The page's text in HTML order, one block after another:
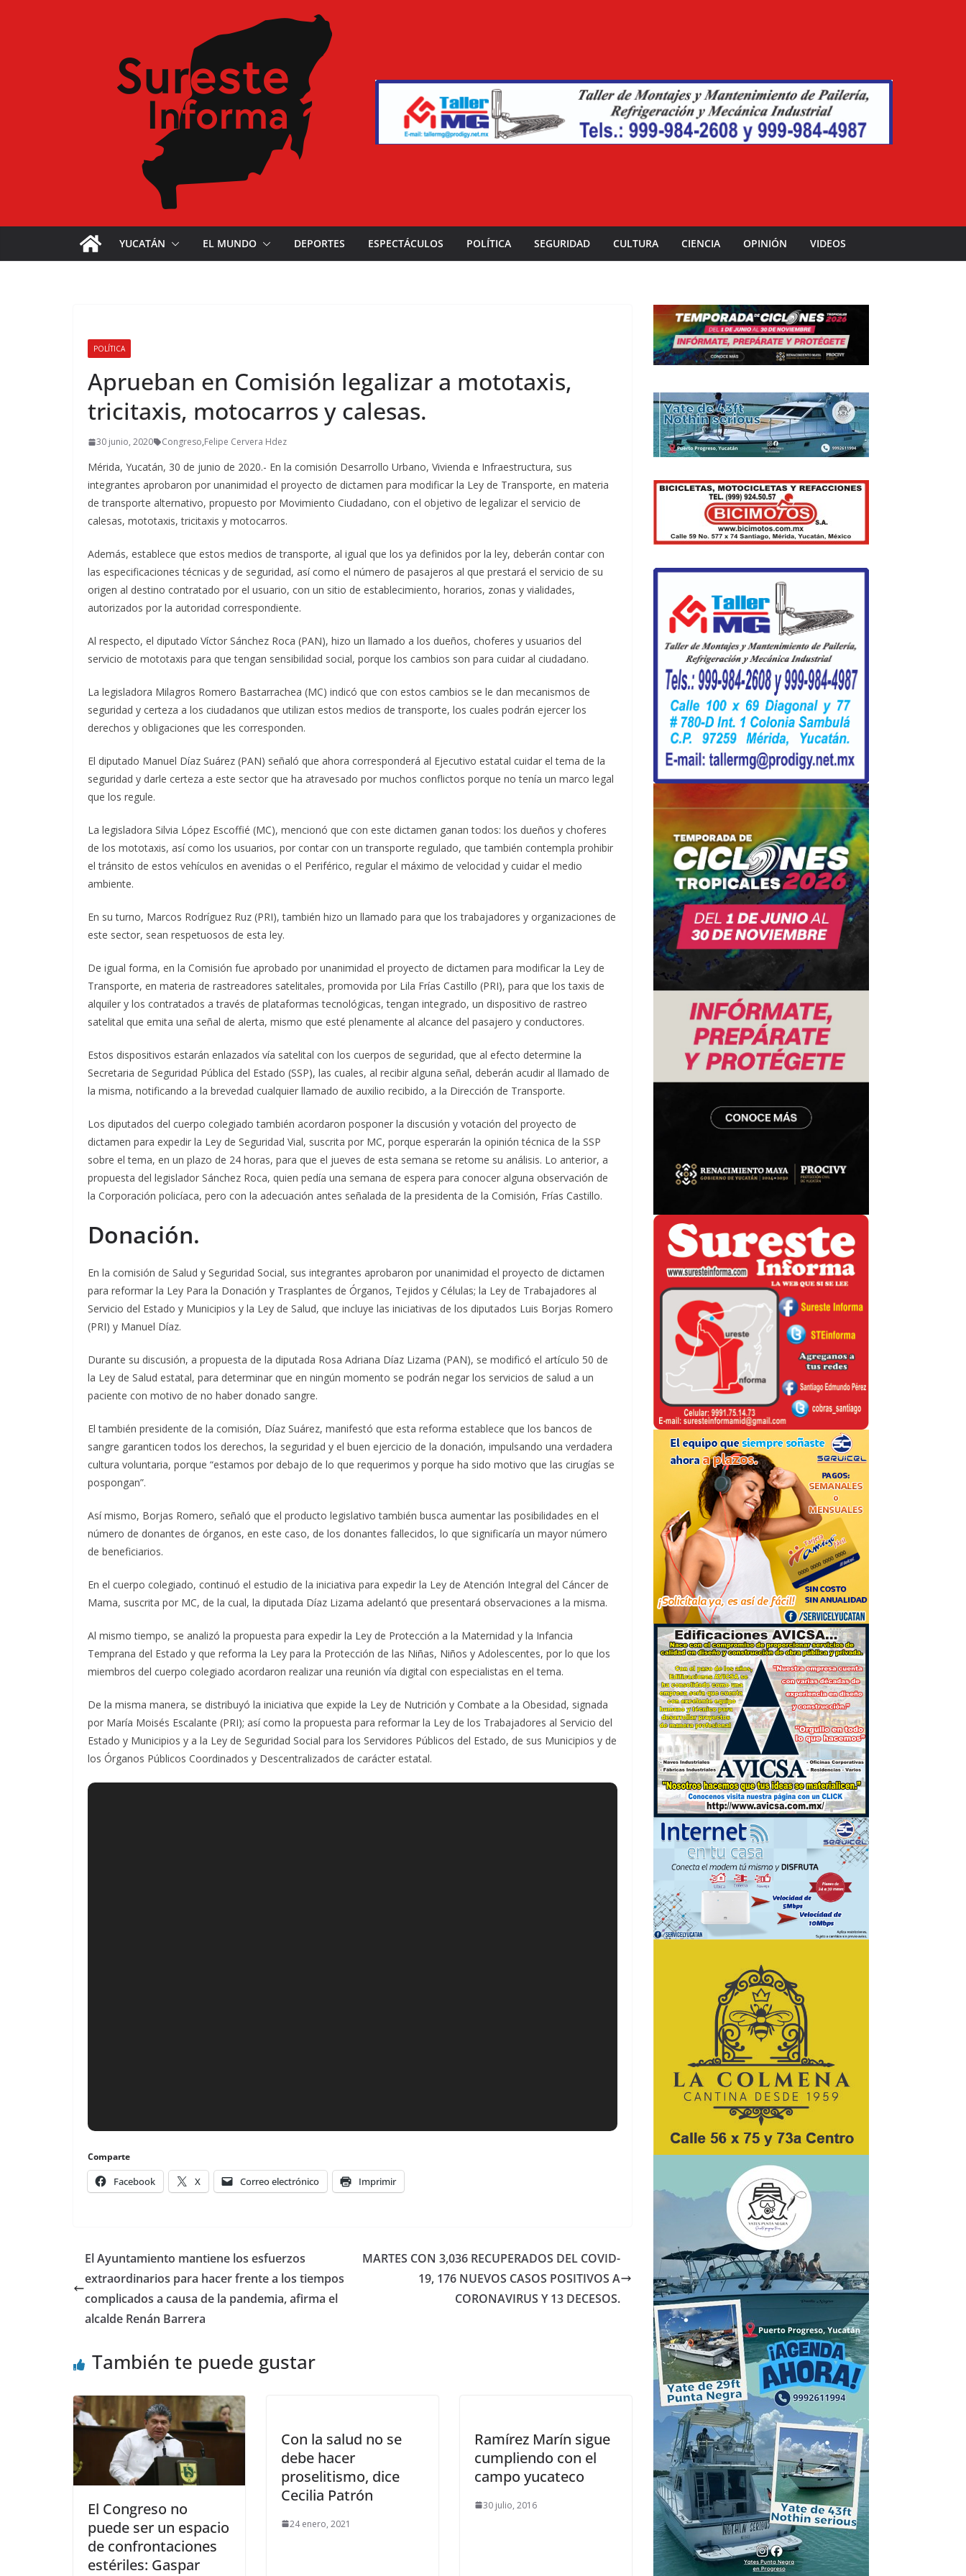
YUCATÁN EL MUNDO DEPORTES ESPECTÁCULOS POLÍTICA SEGURIDAD CULTURA CIENCIA OPINIÓN VIDEOS
POLÍTICA
Aprueban en Comisión legalizar a mototaxis,
tricitaxis, motocarros y calesas.
30 junio, 2020 Congreso,Felipe Cervera Hdez
Mérida, Yucatán, 30 de junio de 2020.- En la comisión Desarrollo Urbano, Vivienda e Infraestructura, sus
integrantes aprobaron por unanimidad el proyecto de dictamen para modificar la Ley de Transporte, en materia
de transporte alternativo, propuesto por Movimiento Ciudadano, con el objetivo de legalizar el servicio de
calesas, mototaxis, tricitaxis y motocarros.
Además, establece que estos medios de transporte, al igual que los ya definidos por la ley, deberán contar con
las especificaciones técnicas y de seguridad, así como el número de pasajeros al que prestará el servicio de su
origen al destino contratado por el usuario, con un sitio de establecimiento, horarios, zonas y vialidades,
autorizados por la autoridad correspondiente.
Al respecto, el diputado Víctor Sánchez Roca (PAN), hizo un llamado a los dueños, choferes y usuarios del
servicio de mototaxis para que tengan sensibilidad social, porque los cambios son para cuidar al ciudadano.
La legisladora Milagros Romero Bastarrachea (MC) indicó que con estos cambios se le dan mecanismos de
seguridad y certeza a los ciudadanos que utilizan estos medios de transporte, los cuales podrán ejercer los
derechos y obligaciones que les corresponden.
El diputado Manuel Díaz Suárez (PAN) señaló que ahora corresponderá al Ejecutivo estatal cuidar el tema de la
seguridad y darle certeza a este sector que ha atravesado por muchos conflictos porque no tenía un marco legal
que los regule.
La legisladora Silvia López Escoffié (MC), mencionó que con este dictamen ganan todos: los dueños y choferes
de los mototaxis, así como los usuarios, por contar con un transporte regulado, que también contempla prohibir
el tránsito de estos vehículos en avenidas o el Periférico, regular el máximo de velocidad y cuidar el medio
ambiente.
En su turno, Marcos Rodríguez Ruz (PRI), también hizo un llamado para que los trabajadores y organizaciones de
este sector, sean respetuosos de esta ley.
De igual forma, en la Comisión fue aprobado por unanimidad el proyecto de dictamen para modificar la Ley de
Transporte, en materia de rastreadores satelitales, promovida por Lila Frías Castillo (PRI), para que los taxis de
alquiler y los contratados a través de plataformas tecnológicas, tengan integrado, un dispositivo de rastreo
satelital que emita una señal de alerta, mismo que esté plenamente al alcance del pasajero y conductores.
Estos dispositivos estarán enlazados vía satelital con los cuerpos de seguridad, que al efecto determine la
Secretaria de Seguridad Pública del Estado (SSP), las cuales, al recibir alguna señal, deberán acudir al llamado de
la misma, notificando a la brevedad cualquier llamado de auxilio recibido, a la Dirección de Transporte.
Los diputados del cuerpo colegiado también acordaron posponer la discusión y votación del proyecto de
dictamen para expedir la Ley de Seguridad Vial, suscrita por MC, porque esperarán la opinión técnica de la SSP
sobre el tema, en un plazo de 24 horas, para que el jueves de esta semana se retome su análisis. Lo anterior, a
propuesta del legislador Sánchez Roca, quien pedía una semana de espera para conocer alguna observación de
la Corporación policíaca, pero con la adecuación antes señalada de la presidenta de la Comisión, Frías Castillo.
Donación.
En la comisión de Salud y Seguridad Social, sus integrantes aprobaron por unanimidad el proyecto de dictamen
para reformar la Ley Para la Donación y Trasplantes de Órganos, Tejidos y Células; la Ley de Trabajadores al
Servicio del Estado y Municipios y la Ley de Salud, que incluye las iniciativas de los diputados Luis Borjas Romero
(PRI) y Manuel Díaz.
Durante su discusión, a propuesta de la diputada Rosa Adriana Díaz Lizama (PAN), se modificó el artículo 50 de
la Ley de Salud estatal, para determinar que en ningún momento se podrán negar los servicios de salud a un
paciente con motivo de no haber donado sangre.
El también presidente de la comisión, Díaz Suárez, manifestó que esta reforma establece que los bancos de
sangre garanticen todos los derechos, la seguridad y el buen ejercicio de la donación, impulsando una verdadera
cultura voluntaria, porque “estamos por debajo de lo que requerimos y porque ha sido motivo que las cirugías se
pospongan”.
Así mismo, Borjas Romero, señaló que el producto legislativo también busca aumentar las posibilidades en el
número de donantes de órganos, en este caso, de los donantes fallecidos, lo que significaría un mayor número
de beneficiarios.
En el cuerpo colegiado, continuó el estudio de la iniciativa para expedir la Ley de Atención Integral del Cáncer de
Mama, suscrita por MC, de la cual, la diputada Díaz Lizama adelantó que presentará observaciones a la misma.
Al mismo tiempo, se analizó la propuesta para expedir la Ley de Protección a la Maternidad y la Infancia
Temprana del Estado y que reforma la Ley para la Protección de las Niñas, Niños y Adolescentes, por lo que los
miembros del cuerpo colegiado acordaron realizar una reunión vía digital con especialistas en el tema.
De la misma manera, se distribuyó la iniciativa que expide la Ley de Nutrición y Combate a la Obesidad, signada
por María Moisés Escalante (PRI); así como la propuesta para reformar la Ley de los Trabajadores al Servicio del
Estado y Municipios y a la Ley de Seguridad Social para los Servidores Públicos del Estado, de sus Municipios y de
los Órganos Públicos Coordinados y Descentralizados de carácter estatal.
Comparte
Facebook X Correo electrónico Imprimir
El Ayuntamiento mantiene los esfuerzos
extraordinarios para hacer frente a los tiempos
complicados a causa de la pandemia, afirma el
alcalde Renán Barrera
MARTES CON 3,036 RECUPERADOS DEL COVID-
19, 176 NUEVOS CASOS POSITIVOS A
CORONAVIRUS Y 13 DECESOS.
También te puede gustar
El Congreso no
puede ser un espacio
de confrontaciones
estériles: Gaspar
Con la salud no se
debe hacer
proselitismo, dice
Cecilia Patrón
24 enero, 2021
Ramírez Marín sigue
cumpliendo con el
campo yucateco
30 julio, 2016